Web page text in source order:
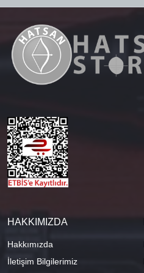
HAKKIMIZDA
Hakkımızda
İletişim Bilgilerimiz